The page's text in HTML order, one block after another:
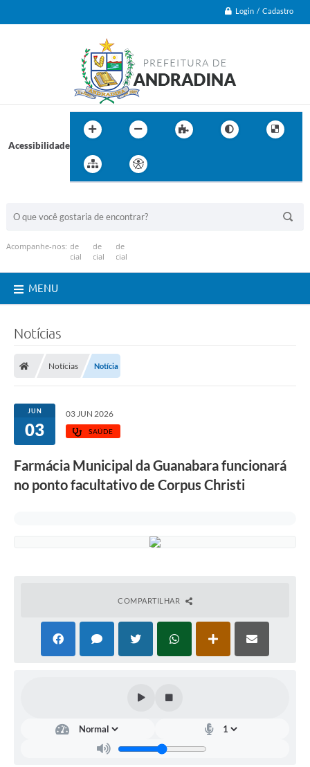
Login / Cadastro
Acessibilidade
Acompanhe-nos:
MENU
Notícias
Notícias Notícia
JUN
03
03 JUN 2026
SAÚDE
Farmácia Municipal da Guanabara funcionará
no ponto facultativo de Corpus Christi
COMPARTILHAR